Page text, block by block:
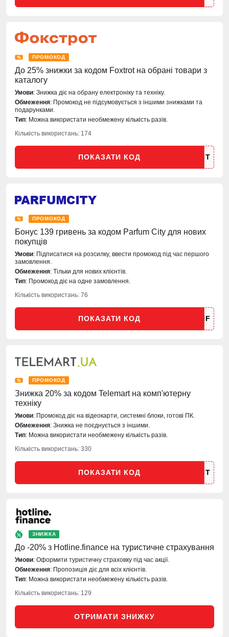
ПРОМОКОД
До 25% знижки за кодом Foxtrot на обрані товари з
каталогу
Умови: Знижка діє на обрану електроніку та техніку.
Обмеження: Промокод не підсумовується з іншими знижками та
подарунками.
Тип: Можна використати необмежену кількість разів.
Кількість використань: 174
ПОКАЗАТИ КОД
ПРОМОКОД
Бонус 139 гривень за кодом Parfum City для нових
покупців
Умови: Підписатися на розсилку, ввести промокод під час першого
замовлення.
Обмеження: Тільки для нових клієнтів.
Тип: Промокод діє на одне замовлення.
Кількість використань: 76
ПОКАЗАТИ КОД
ПРОМОКОД
Знижка 20% за кодом Telemart на комп'ютерну
техніку
Умови: Промокод діє на відеокарти, системні блоки, готові ПК.
Обмеження: Знижка не поєднується з іншими.
Тип: Можна використати необмежену кількість разів.
Кількість використань: 330
ПОКАЗАТИ КОД
ЗНИЖКА
До -20% з Hotline.finance на туристичне страхування
Умови: Оформити туристичну страховку під час акції.
Обмеження: Пропозиція діє для всіх клієнтів.
Тип: Можна використати необмежену кількість разів.
Кількість використань: 129
ОТРИМАТИ ЗНИЖКУ